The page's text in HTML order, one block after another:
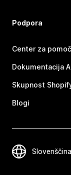
Podpora
Center za
Dokumentacija
Skupnost
Blogi